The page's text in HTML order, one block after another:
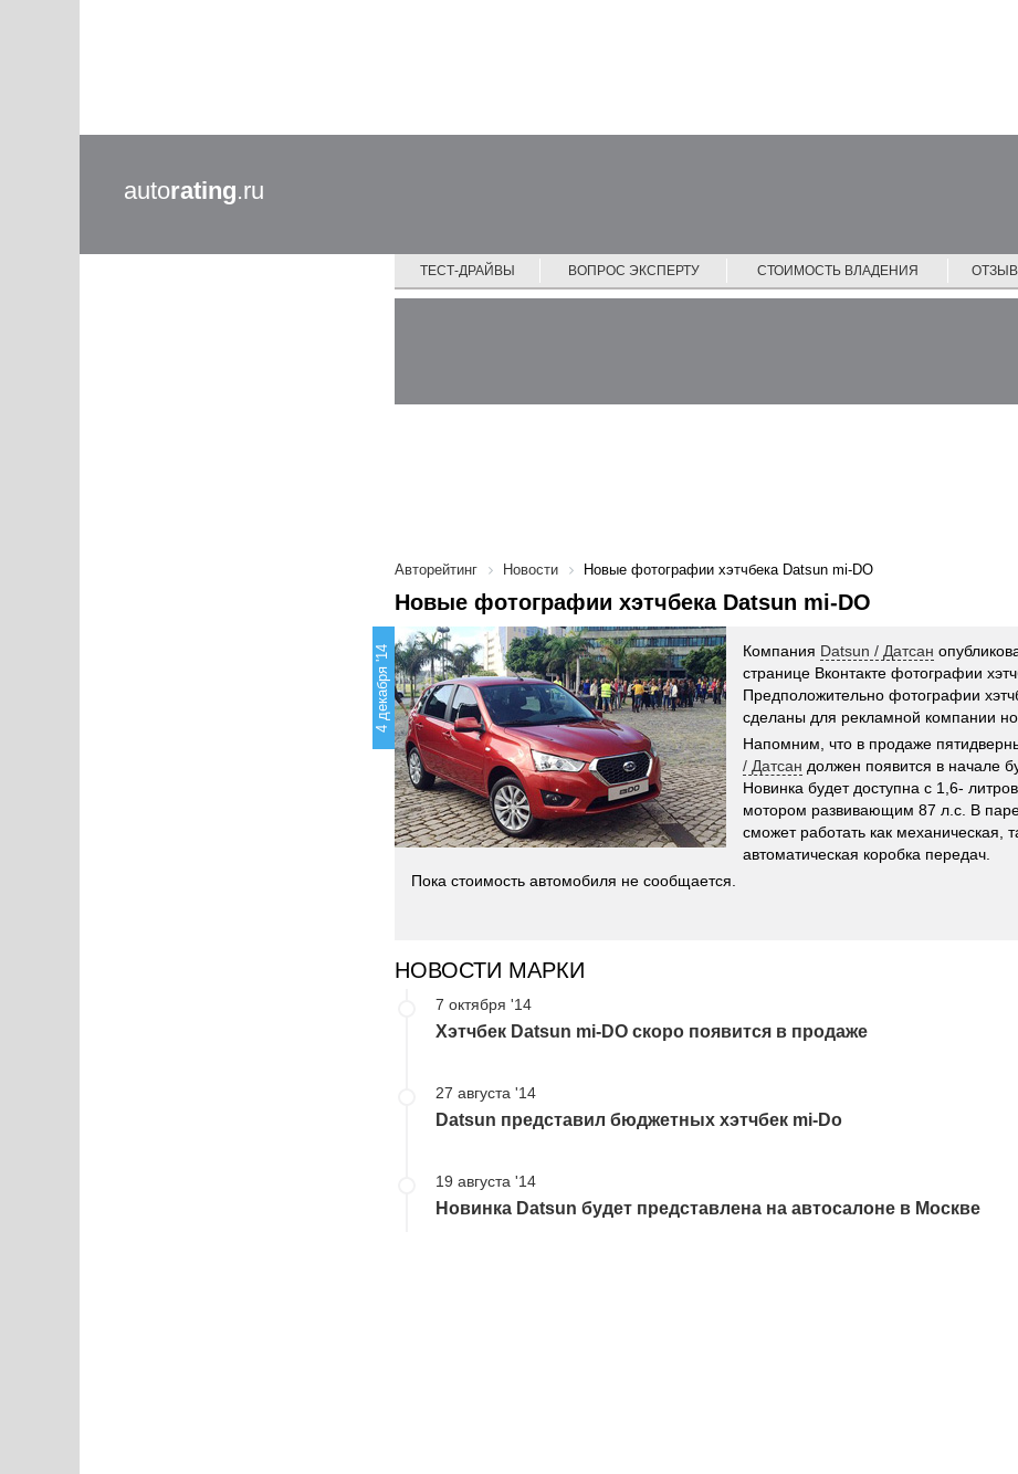
autorating.ru
ТЕСТ-ДРАЙВЫ ВОПРОС ЭКСПЕРТУ СТОИМОСТЬ ВЛАДЕНИЯ
Авторейтинг Новости Новые фотографии хэтчбека Datsun mi-DO
Новые фотографии хэтчбека Datsun mi-DO
4 декабря '14 Компания Datsun / Датсан
странице Вконтакте фотографии
Предположительно фотографии
сделаны для рекламной компании
Напомним, что в продаже
/ Датсан должен появится в начале
Новинка будет доступна с 1,6-
мотором развивающим 87 л.с. В
сможет работать как механическая,
автоматическая коробка передач.
Пока стоимость автомобиля не сообщается.
НОВОСТИ МАРКИ
7 октября '14
Хэтчбек Datsun mi-DO скоро появится в продаже
27 августа '14
Datsun представил бюджетных хэтчбек mi-Do
19 августа '14
Новинка Datsun будет представлена на автосалоне в Москве